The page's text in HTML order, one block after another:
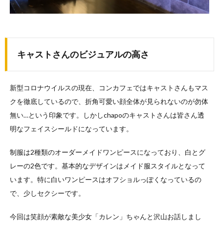
キャストさんのビジュアルの高さ
新型コロナウイルスの現在、コンカフェではキャストさんもマス
クを徹底しているので、折角可愛い顔全体が見られないのが勿体
無い…という印象です。しかしchapoのキャストさんは皆さん透
明なフェイスシールドになっています。
制服は2種類のオーダーメイドワンピースになっており、白とグ
レーの2色です。基本的なデザインはメイド服スタイルとなって
います。特に白いワンピースはオフショルっぽくなっているの
で、少しセクシーです。
今回は笑顔が素敵な美少女「カレン」ちゃんと沢山お話しまし